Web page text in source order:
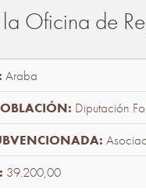
Oficina de
Araba
Diputación
39.200,00